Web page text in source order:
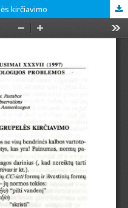
kirčiavimo